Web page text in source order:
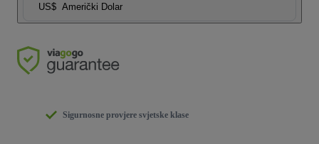
US$ Američki Dolar
Sigurnosne provjere svjetske klase